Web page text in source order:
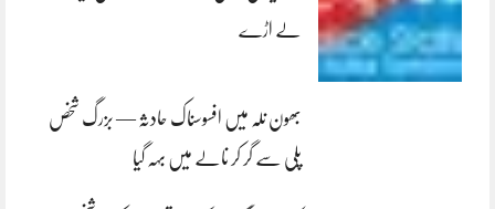
لے اڑے
بھون نلہ میں افسوسناک حادثہ — بزرگ شخص
پلی سے گر کر نالے میں بہہ گیا